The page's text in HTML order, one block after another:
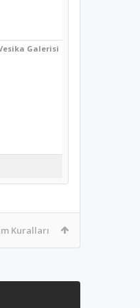
Galerisi
Kuralları